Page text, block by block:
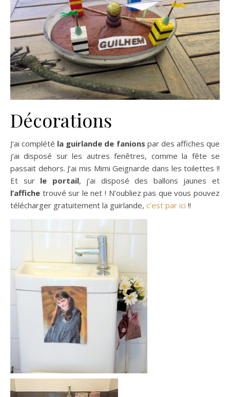
Décorations
J’ai complété la guirlande de fanions par des affiches que
j’ai disposé sur les autres fenêtres, comme la fête se
passait dehors. J’ai mis Mimi Geignarde dans les toilettes !!
Et sur le portail, j’ai disposé des ballons jaunes et
l’affiche trouvé sur le net ! N’oubliez pas que vous pouvez
télécharger gratuitement la guirlande, c’est par ici !!